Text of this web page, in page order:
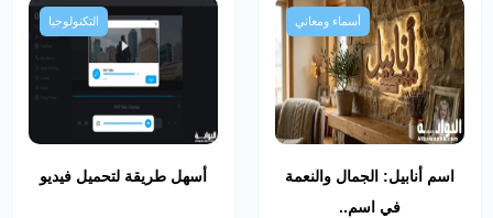
أسماء ومعاني
اسم أنابيل: الجمال والنعمة
في اسم..
التكنولوجيا
أسهل طريقة لتحميل فيديو